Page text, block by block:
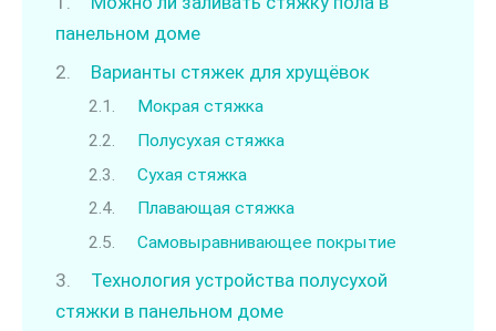
панельном доме
Варианты стяжек для хрущёвок
Мокрая стяжка
Полусухая стяжка
Сухая стяжка
Плавающая стяжка
Самовыравнивающее покрытие
Технология устройства полусухой
стяжки в панельном доме